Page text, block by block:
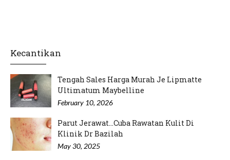
Kecantikan
Tengah Sales Harga Murah Je Lipmatte
Ultimatum Maybelline
February 10, 2026
Parut Jerawat...Cuba Rawatan Kulit Di
Klinik Dr Bazilah
May 30, 2025